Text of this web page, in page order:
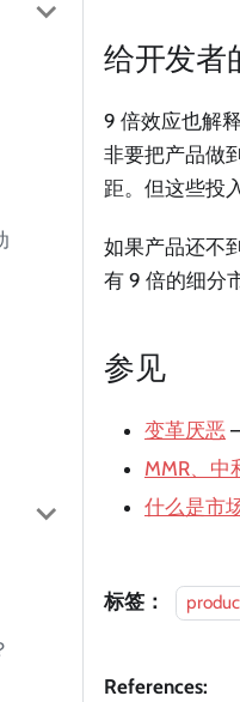
给开发者
9 倍效应也解
非要把产品做
距。但这些投
如果产品还不
有 9 倍的细分
参见
变革厌恶
MMR、中
什么是市
标签：
References: